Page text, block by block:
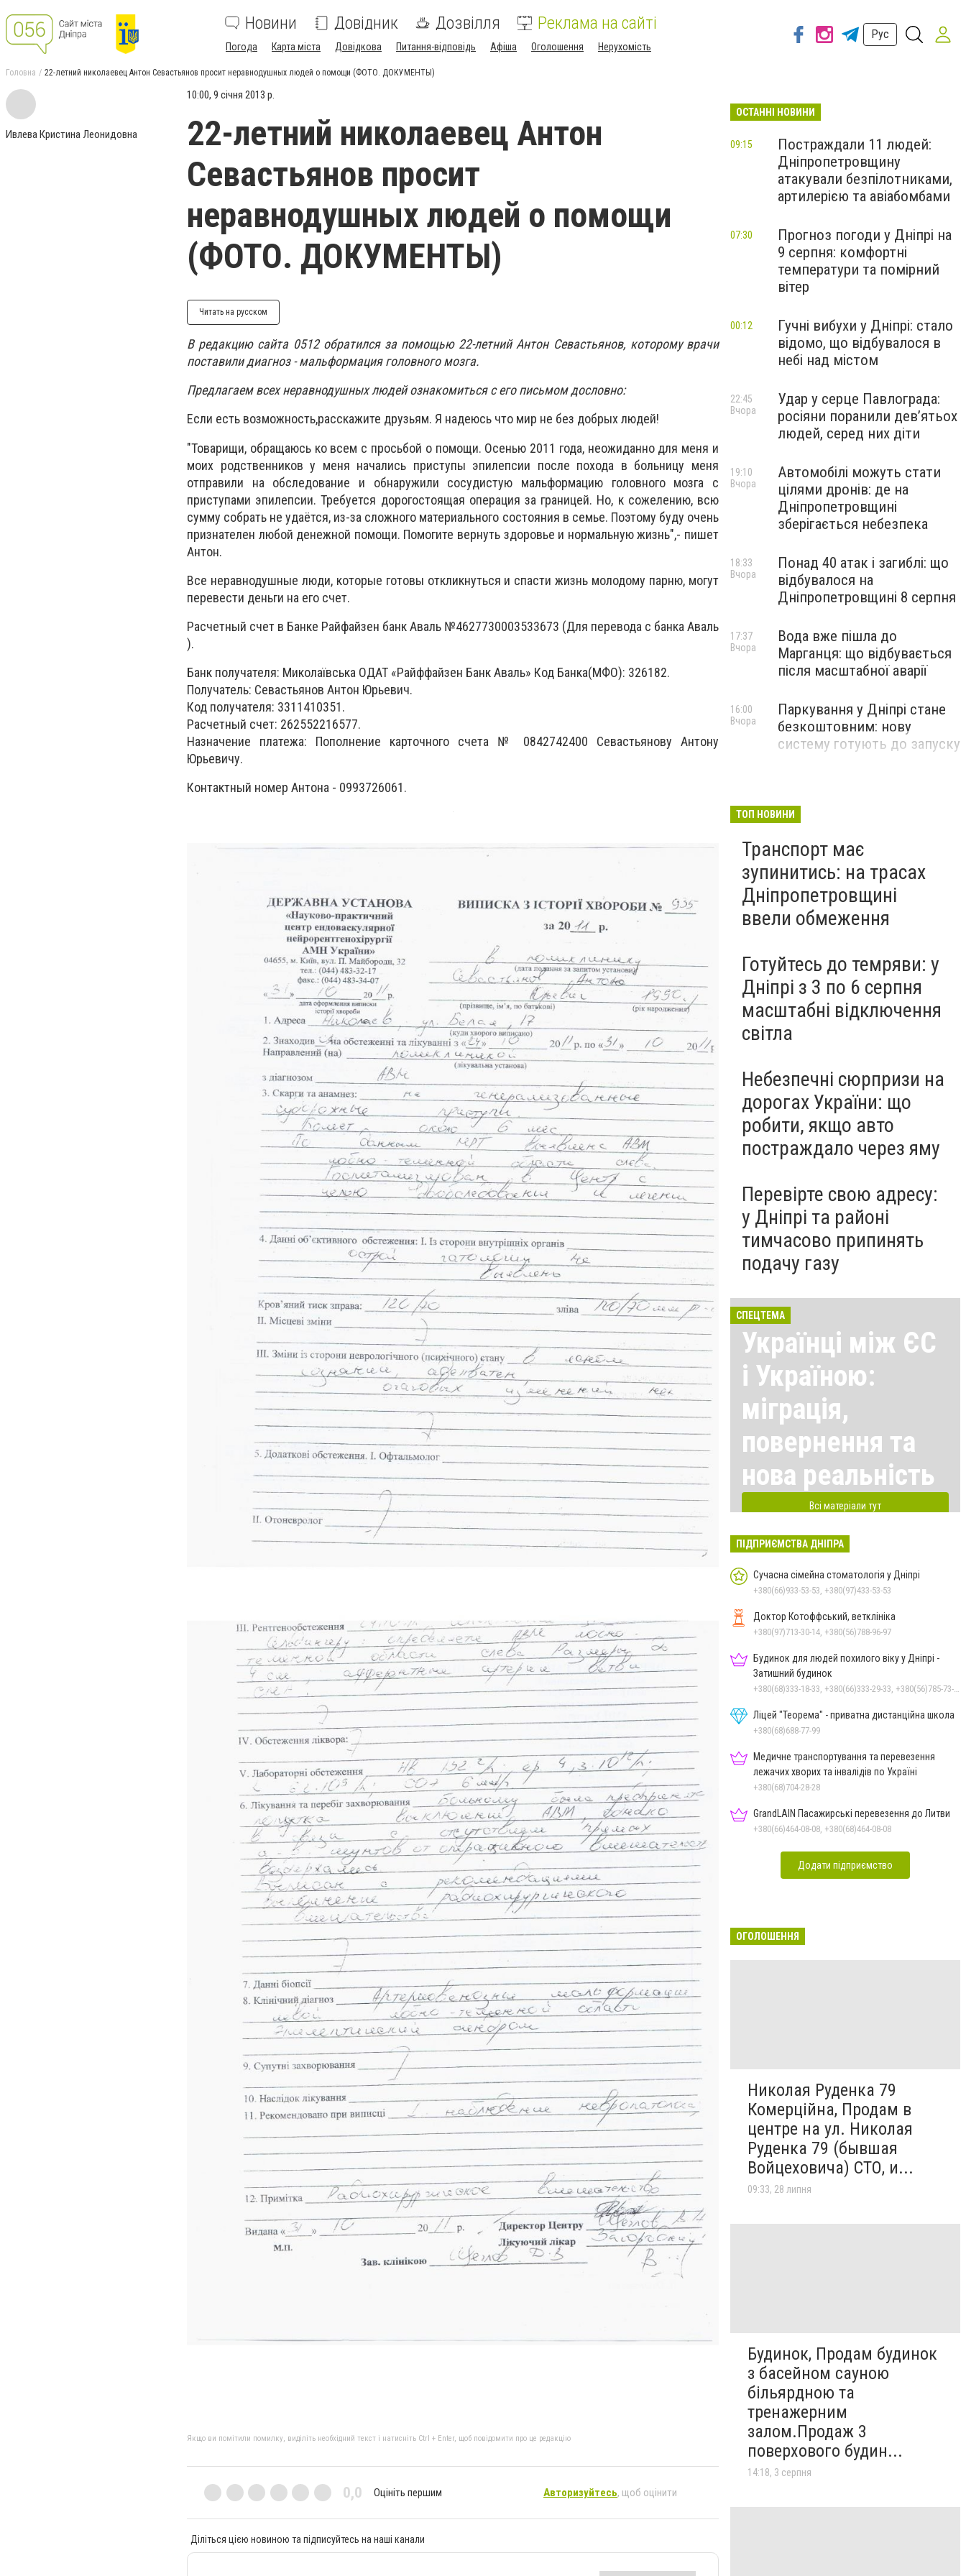
Новини Довідник Дозвілля Реклама на сайті
Погода Карта міста Довідкова Питання-відповідь Афіша Оголошення Нерухомість
Рус
Головна 22-летний николаевец Антон Севастьянов просит неравнодушных людей о помощи (ФОТО. ДОКУМЕНТЫ)
Ивлева Кристина Леонидовна
10:00, 9 січня 2013 р.
22-летний николаевец Антон
Севастьянов просит
неравнодушных людей о помощи
(ФОТО. ДОКУМЕНТЫ)
Читать на русском
В редакцию сайта 0512 обратился за помощью 22-летний Антон Севастьянов, которому врачи
поставили диагноз - мальформация головного мозга.
Предлагаем всех неравнодушных людей ознакомиться с его письмом дословно:
Если есть возможность,расскажите друзьям. Я надеюсь что мир не без добрых людей!
"Товарищи, обращаюсь ко всем с просьбой о помощи. Осенью 2011 года, неожиданно для меня и
моих родственников у меня начались приступы эпилепсии после похода в больницу меня
отправили на обследование и обнаружили сосудистую мальформацию головного мозга с
приступами эпилепсии. Требуется дорогостоящая операция за границей. Но, к сожелению, всю
сумму собрать не удаётся, из-за сложного материального состояния в семье. Поэтому буду очень
признателен любой денежной помощи. Помогите вернуть здоровье и нормальную жизнь",- пишет
Антон.
Все неравнодушные люди, которые готовы откликнуться и спасти жизнь молодому парню, могут
перевести деньги на его счет.
Расчетный счет в Банке Райфайзен банк Аваль №4627730003533673 (Для перевода с банка Аваль
).
Банк получателя: Миколаївська ОДАТ «Райффайзен Банк Аваль» Код Банка(МФО): 326182.
Получатель: Севастьянов Антон Юрьевич.
Код получателя: 3311410351.
Расчетный счет: 262552216577.
Назначение платежа: Пополнение карточного счета № 0842742400 Севастьянову Антону
Юрьевичу.
Контактный номер Антона - 0993726061.
Якщо ви помітили помилку, виділіть необхідний текст і натисніть Ctrl + Enter, щоб повідомити про це редакцію
0,0 Оцініть першим Авторизуйтесь, щоб оцінити
Діліться цією новиною та підписуйтесь на наші канали
ОСТАННІ НОВИНИ
Постраждали 11 людей:
Дніпропетровщину
атакували безпілотниками,
артилерією та авіабомбами
09:15
Прогноз погоди у Дніпрі на
9 серпня: комфортні
температури та помірний
вітер
07:30
Гучні вибухи у Дніпрі: стало
відомо, що відбувалося в
небі над містом
00:12
Удар у серце Павлограда:
росіяни поранили дев’ятьох
людей, серед них діти
22:45
Вчора
Автомобілі можуть стати
цілями дронів: де на
Дніпропетровщині
зберігається небезпека
19:10
Вчора
Понад 40 атак і загиблі: що
відбувалося на
Дніпропетровщині 8 серпня
18:33
Вчора
Вода вже пішла до
Марганця: що відбувається
після масштабної аварії
17:37
Вчора
Паркування у Дніпрі стане
безкоштовним: нову
систему готують до запуску
16:00
Вчора
ТОП НОВИНИ
Транспорт має
зупинитись: на трасах
Дніпропетровщині
ввели обмеження
Готуйтесь до темряви: у
Дніпрі з 3 по 6 серпня
масштабні відключення
світла
Небезпечні сюрпризи на
дорогах України: що
робити, якщо авто
постраждало через яму
Перевірте свою адресу:
у Дніпрі та районі
тимчасово припинять
подачу газу
СПЕЦТЕМА
Українці між ЄС
і Україною:
міграція,
повернення та
нова реальність
Всі матеріали тут
ПІДПРИЄМСТВА ДНІПРА
Сучасна сімейна стоматологія у Дніпрі
+380(66)933-53-53, +380(97)433-53-53
Доктор Котоффський, ветклініка
+380(97)713-30-14, +380(56)788-96-97
Будинок для людей похилого віку у Дніпрі -
Затишний будинок
Ліцей "Теорема" - приватна дистанційна школа
+380(68)688-77-99
Медичне транспортування та перевезення
лежачих хворих та інвалідів по Україні
+380(68)704-28-28
GrandLAIN Пасажирські перевезення до Литви
+380(66)464-08-08, +380(68)464-08-08
Додати підприємство
ОГОЛОШЕННЯ
Николая Руденка 79
Комерційна, Продам в
центре на ул. Николая
Руденка 79 (бывшая
Войцеховича) СТО, и...
09:33, 28 липня
Будинок, Продам будинок
з басейном сауною
більярдною та
тренажерним
залом.Продаж 3
поверхового будин...
14:18, 3 серпня